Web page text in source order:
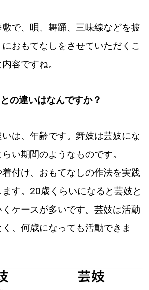
で、唄、舞踊、三味線などを披
おもてなしをさせていただくこ
容ですね。
の違いはなんですか？
は、年齢です。舞妓は芸妓にな
い期間のようなものです。
付け、おもてなしの作法を実践
す。20歳くらいになると芸妓と
くケースが多いです。芸妓は活動
、何歳になっても活動できま